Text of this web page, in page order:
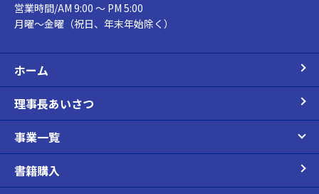
営業時間/AM 9:00 ～ PM 5:00
月曜～金曜（祝日、年末年始除く）
ホーム
理事長あいさつ
事業一覧
書籍購入